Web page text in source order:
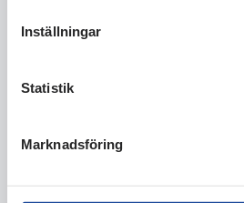
Inställningar
Statistik
Marknadsföring